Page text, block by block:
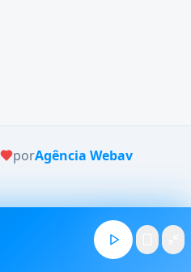
porAgência Webav